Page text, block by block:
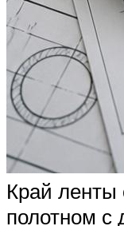
Край ленты
полотном с